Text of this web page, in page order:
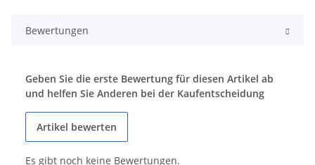
Bewertungen
Geben Sie die erste Bewertung für diesen Artikel ab
und helfen Sie Anderen bei der Kaufentscheidung
Artikel bewerten
Es gibt noch keine Bewertungen.